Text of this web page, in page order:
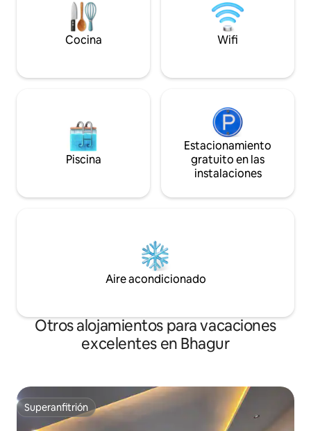
contemporáneo, perfecta tanto para
estancias de negocios como de placer.
información.
Mercado a 200
a 35 minutos por
Cocina Wifi
Piscina
Estacionamiento
gratuito en las
instalaciones
Aire acondicionado
Otros alojamientos para vacaciones
excelentes en Bhagur
Superanfitrión
Superanfitrión